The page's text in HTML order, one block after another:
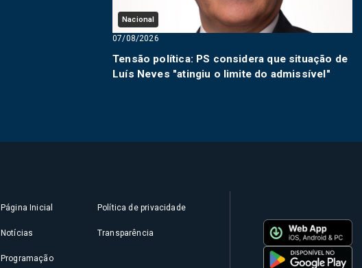
Nacional
07/08/2026
Tensão política: PS considera que situação de
Luís Neves "atingiu o limite do admissível"
Página Inicial
Notícias
Programação
Política de privacidade
Transparência